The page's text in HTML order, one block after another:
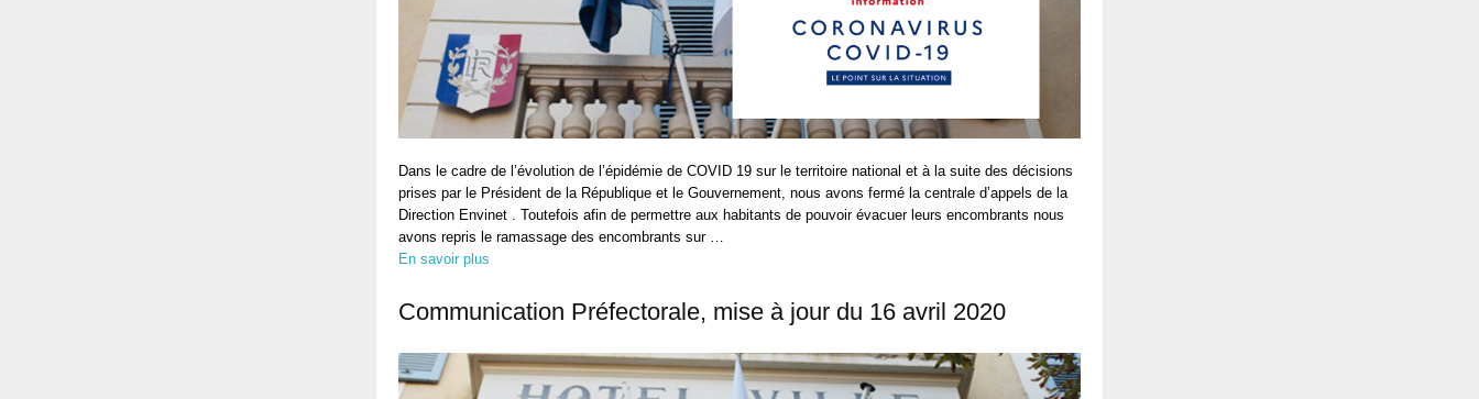
Dans le cadre de l’évolution de l’épidémie de COVID 19 sur le territoire national et à la suite des décisions
prises par le Président de la République et le Gouvernement, nous avons fermé la centrale d’appels de la
Direction Envinet . Toutefois afin de permettre aux habitants de pouvoir évacuer leurs encombrants nous
avons repris le ramassage des encombrants sur …
En savoir plus
Communication Préfectorale, mise à jour du 16 avril 2020